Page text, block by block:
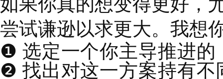
心，那么你的肩膀就
的职位，同时也意识
者，他们只是做做样